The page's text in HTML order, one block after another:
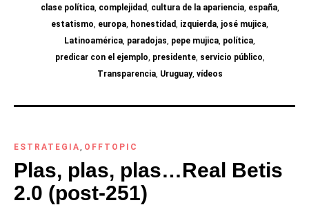
clase política, complejidad, cultura de la apariencia, españa,
estatismo, europa, honestidad, izquierda, josé mujica,
Latinoamérica, paradojas, pepe mujica, política,
predicar con el ejemplo, presidente, servicio público,
Transparencia, Uruguay, vídeos
ESTRATEGIA, OFFTOPIC
Plas, plas, plas…Real Betis
2.0 (post-251)